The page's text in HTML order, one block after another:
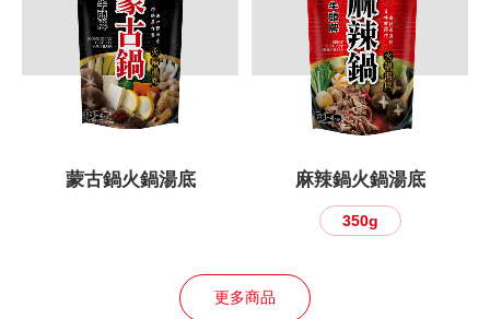
蒙古鍋火鍋湯底 麻辣鍋火鍋湯底
350g
更多商品